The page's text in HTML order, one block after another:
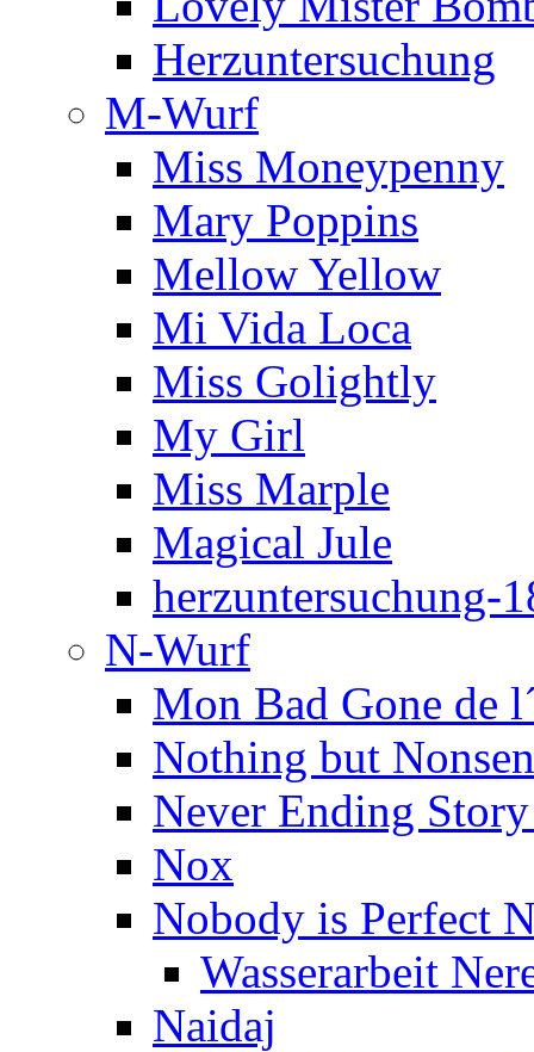
Herzuntersuchung
M-Wurf
Miss Moneypenny
Mary Poppins
Mellow Yellow
Mi Vida Loca
Miss Golightly
My Girl
Miss Marple
Magical Jule
herzuntersuchung-
N-Wurf
Mon Bad Gone de
Nothing but
Never Ending
Nox
Nobody is Perfect
Wasserarbeit
Naidaj